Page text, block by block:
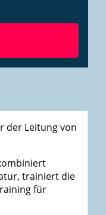
der Leitung von
trainiert die
für